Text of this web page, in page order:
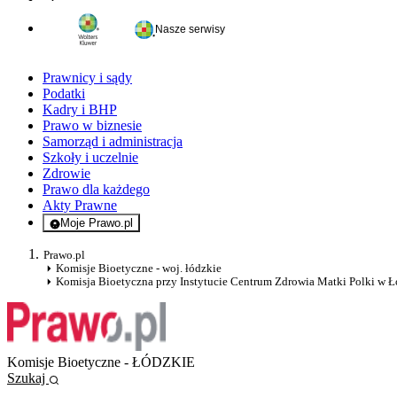
Nasze serwisy
Prawnicy i sądy
Podatki
Kadry i BHP
Prawo w biznesie
Samorząd i administracja
Szkoły i uczelnie
Zdrowie
Prawo dla każdego
Akty Prawne
Moje Prawo.pl
- rejestracja i logowanie do serwisu
Prawo.pl
Komisje Bioetyczne - woj. łódzkie
Komisja Bioetyczna przy Instytucie Centrum Zdrowia Matki Polki w
Komisje Bioetyczne - ŁÓDZKIE
Szukaj